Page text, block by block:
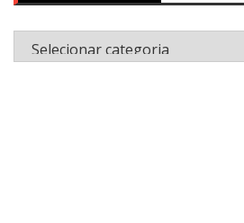
Categorias